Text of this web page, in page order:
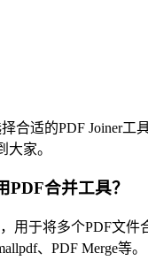
合适的PDF Joiner
大家。
合并工具？
用于将多个PDF文
、PDF Merge等。